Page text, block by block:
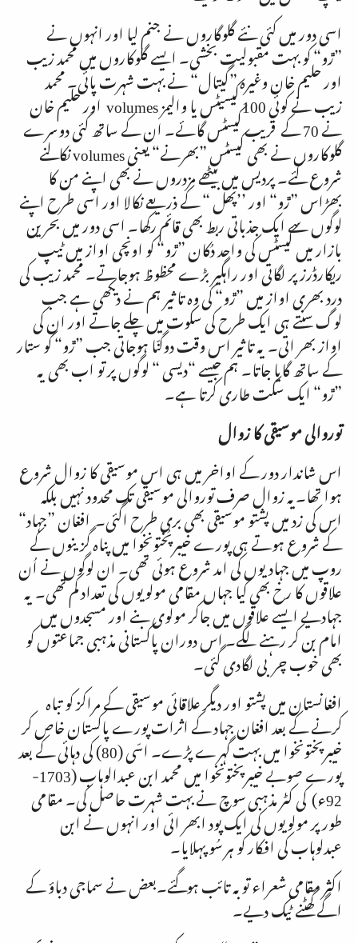
اسی دور میں کئی نئے گلوگاروں نے جنم لیا اور انہوں نے
”ڙو“ کو بہت مقبولیت بخشی۔ ایسے گلوکاروں میں محمد زیب
اور حلیم خان وغیرہ ”گیتال“ نے بہت شہرت پائی۔ محمد
زیب نے کوئی100کیسیٹس یا والیمزvolumesاور حلیم خان
نے70کے قریب کیسٹس گائے۔ ان کے ساتھ کئی دوسرے
گلوکاروں نے بھی کیسٹس ”بھرنے“ یعنیvolumesنکالنے
شروع کئے۔ پردیس میں بیٹھے مزدروں نے بھی اپنے من کا
بھڑاس ”ڙو“ اور ’’پھل “ کے ذریعے نکالا اور اسی طرح اپنے
لوگوں سے ایک جذباتی ربط بھی قائم رکھا۔ اسی دور میں بحرین
بازار میں کیسٹس کی واحد دُکان ”ڙو“ کو اونچی اواز میں ٹیپ
ریکارڈرز پر لگاتی اور راہگیر بڑے محظوظ ہوجاتے۔ محمد زیب کی
درد بھری اواز میں ”ڙو“ کی وہ تاثیر ہم نے دیکھی ہے جب
لوگ سنتے ہی ایک طرح کی سکوت میں چلے جاتے اور ان کی
اواز بھر اتی۔ یہ تاثیر اس وقت دوگنّا ہوجاتی جب ”ڙو“ کو ستار
کے ساتھ گایا جاتا۔ ہم جیسے “دیسی “ لوگوں پر تو اب بھی یہ
”ڙو“ ایک سکت طاری کرتا ہے۔
توروالی موسیقی کا زوال
اس شاندار دور کے اواخر میں ہی اس موسیقی کا زوال شروع
ہوا تھا۔یہ زوال صرف توروالی موسیقی تک محدود نہیں بلکہ
اس کی زد میں پشتو موسیقی بھی بری طرح اگئی۔ افغان ”جہاد“
کے شروع ہوتے ہی پورے خیبرپُختونخوا میں پناہ گزینوں کے
روپ میں جہادیوں کی امد شروع ہوئی تھی۔ ان لوگوں نے اُن
علاقوں کا رخ بھی کیا جہاں مقامی مولویوں کی تعداد کم تھی۔ یہ
جہادیے ایسے علاقوں میں جاکر مولوی بنے اور مسجدوں میں
امام بن کر رہنے لگے۔ اس دوران پاکستانی مذہبی جماعتوں کو
بھی خوب چربی لگادی گئی۔
افغانستان میں پشتو اور دیگر علاقائی موسیقی کے مراکز کو تباہ
کرنے کے بعد افغان جہاد کے اثرات پورے پاکستان خاص کر
خیبرپختونخوا میں بہت گہرے پڑے۔ اسّی (80) کی دہائی کے بعد
پورے صوبے خیبرپختونخوا میں محمد ابن عبدالوہاب ( 1703-
92ء) کی کٹر مذہبی سوچ نے بہت شہرت حاصل کی۔ مقامی
طور پر مولویوں کی ایک پود ابھر ائی اور انہوں نے ابن
عبدلوہاب کی افکار کو ہر سُو پہلایا۔
اکثر مقامی شعراء توبہ تائب ہوگئے۔بعض نے سماجی دباؤ کے
اگے گھٹنے ٹیک دیے۔